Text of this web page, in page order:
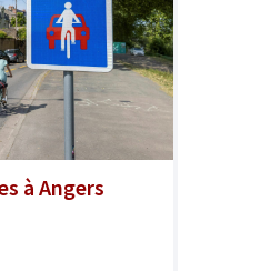
à Angers